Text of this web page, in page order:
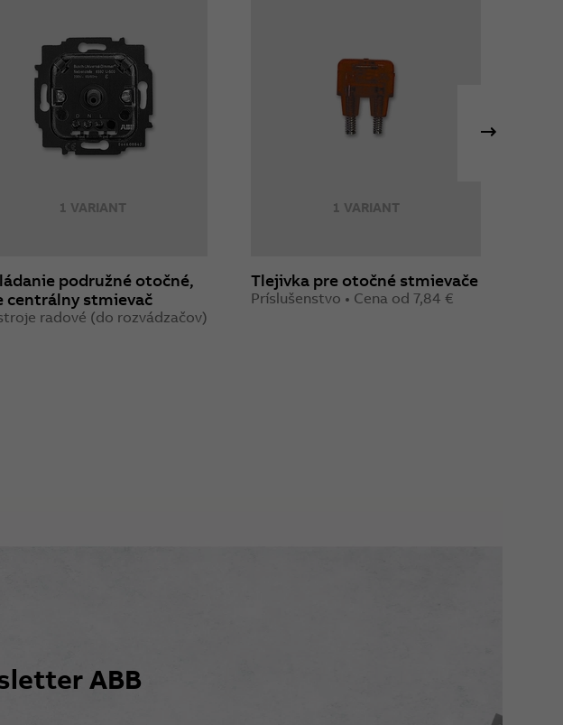
1 VARIANT
podružné otočné,
centrálny stmievač
radové (do rozvádzačov)
1 VARIANT
Tlejivka pre otočné stmievače
Príslušenstvo • Cena od 7,84 €
ABB